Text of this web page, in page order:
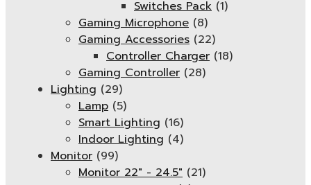
Switches Pack (1)
Gaming Microphone (8)
Gaming Accessories (22)
Controller Charger (18)
Gaming Controller (28)
Lighting (29)
Lamp (5)
Smart Lighting (16)
Indoor Lighting (4)
Monitor (99)
Monitor 22" - 24.5" (21)